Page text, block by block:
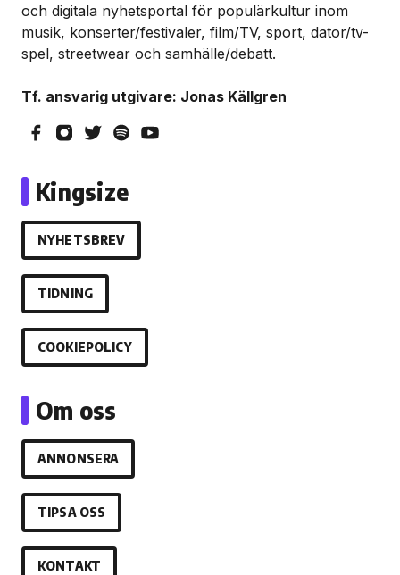
och digitala nyhetsportal för populärkultur inom
musik, konserter/festivaler, film/TV, sport, dator/tv-
spel, streetwear och samhälle/debatt.
Tf. ansvarig utgivare: Jonas Källgren
Kingsize
NYHETSBREV
TIDNING
COOKIEPOLICY
Om oss
ANNONSERA
TIPSA OSS
KONTAKT